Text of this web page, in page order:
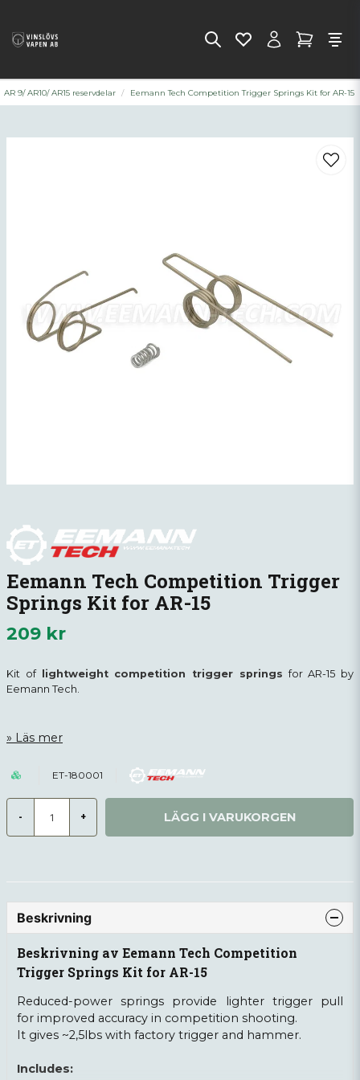
AR 9/ AR10/ AR15 reservdelar Eemann Tech Competition Trigger Springs Kit for AR-15
Eemann Tech Competition Trigger
Springs Kit for AR-15
209 kr
Kit of lightweight competition trigger springs for AR-15 by
Eemann Tech.
Läs mer
ET-180001
- + LÄGG I VARUKORGEN
Beskrivning
Beskrivning av Eemann Tech Competition
Trigger Springs Kit for AR-15
Reduced-power springs provide lighter trigger pull
for improved accuracy in competition shooting.
It gives ~2,5lbs with factory trigger and hammer.
Includes: